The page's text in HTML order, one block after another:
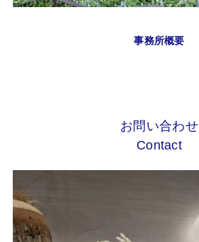
事務所概要
お問い合わせ
Contact